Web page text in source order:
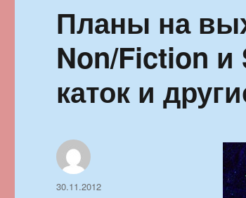
Планы на
Non/Fiction и
каток и
Автор
Опубликовано
30.11.2012